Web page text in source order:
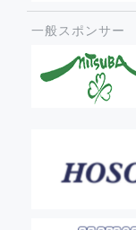
一般スポンサー